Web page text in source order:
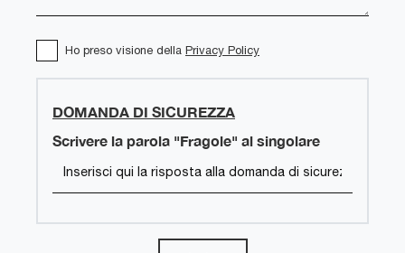
Ho preso visione della Privacy Policy
DOMANDA DI SICUREZZA
Scrivere la parola "Fragole" al singolare